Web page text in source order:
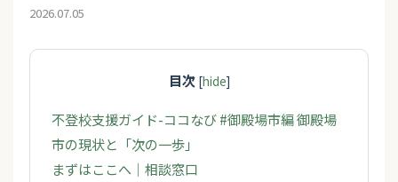
2026.07.05
目次 [hide]
不登校支援ガイド-ココなび #御殿場市編 御殿場
市の現状と「次の一歩」
まずはここへ｜相談窓口